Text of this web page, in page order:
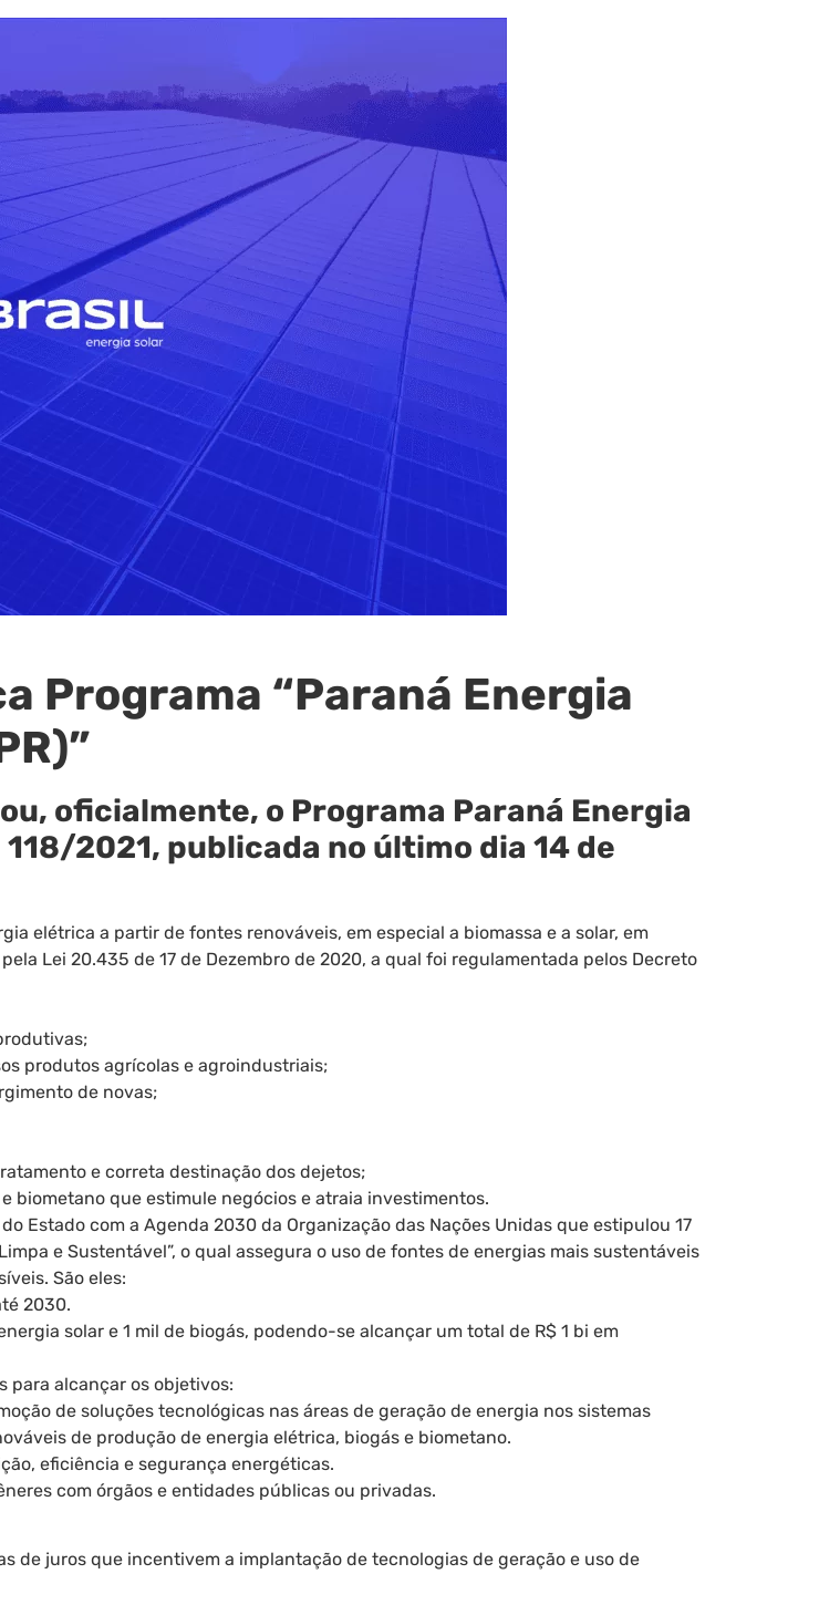
Programa “Paraná Energia
oficialmente, o Programa Paraná Energia
2021, publicada no último dia 14 de
elétrica a partir de fontes renováveis, em especial a biomassa e a solar, em
Lei 20.435 de 17 de Dezembro de 2020, a qual foi regulamentada pelos Decreto
produtos agrícolas e agroindustriais;
de novas;
e correta destinação dos dejetos;
biometano que estimule negócios e atraia investimentos.
Estado com a Agenda 2030 da Organização das Nações Unidas que estipulou 17
e Sustentável”, o qual assegura o uso de fontes de energias mais sustentáveis
São eles:
2030.
solar e 1 mil de biogás, podendo-se alcançar um total de R$ 1 bi em
para alcançar os objetivos:
de soluções tecnológicas nas áreas de geração de energia nos sistemas
de produção de energia elétrica, biogás e biometano.
eficiência e segurança energéticas.
com órgãos e entidades públicas ou privadas.
de juros que incentivem a implantação de tecnologias de geração e uso de